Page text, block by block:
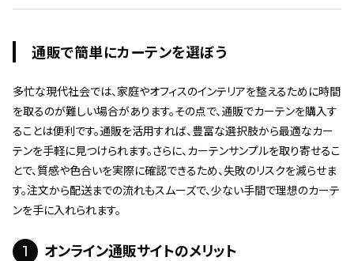
通販で簡単にカーテンを選ぼう
多忙な現代社会では、家庭やオフィスのインテリアを整えるために時間
を取るのが難しい場合があります。その点で、通販でカーテンを購入す
ることは便利です。通販を活用すれば、豊富な選択肢から最適なカー
テンを手軽に見つけられます。さらに、カーテンサンプルを取り寄せるこ
とで、質感や色合いを実際に確認できるため、失敗のリスクを減らせま
す。注文から配送までの流れもスムーズで、少ない手間で理想のカーテ
ンを手に入れられます。
1 オンライン通販サイトのメリット